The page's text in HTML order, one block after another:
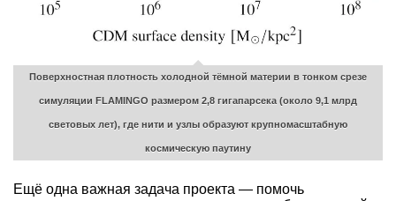
Поверхностная плотность холодной тёмной материи в тонком срезе
симуляции FLAMINGO размером 2,8 гигапарсека (около 9,1 млрд
световых лет), где нити и узлы образуют крупномасштабную
космическую паутину
Ещё одна важная задача проекта — помочь